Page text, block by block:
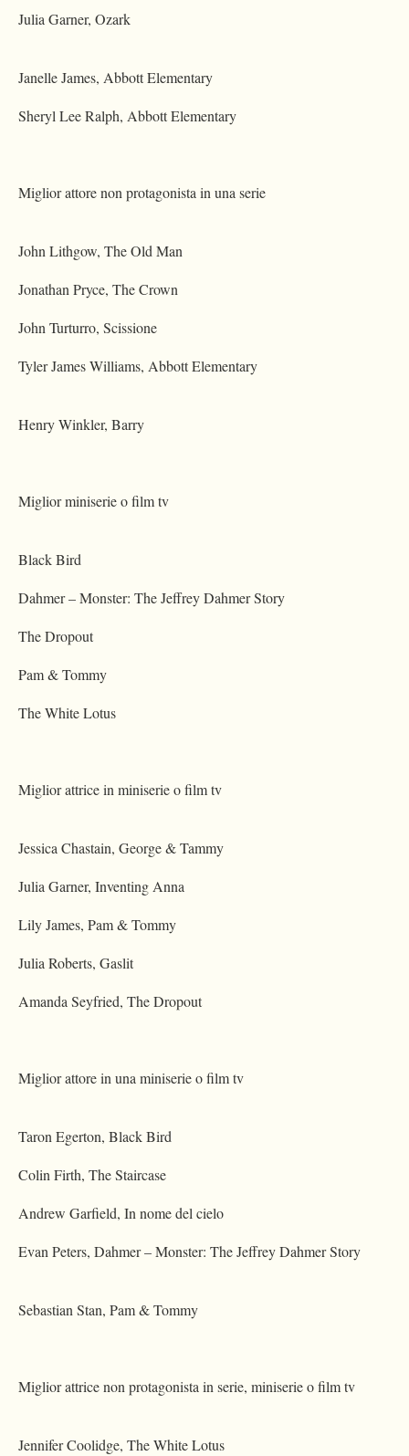
Julia Garner, Ozark
Janelle James, Abbott Elementary
Sheryl Lee Ralph, Abbott Elementary
Miglior attore non protagonista in una serie
John Lithgow, The Old Man
Jonathan Pryce, The Crown
John Turturro, Scissione
Tyler James Williams, Abbott Elementary
Henry Winkler, Barry
Miglior miniserie o film tv
Black Bird
Dahmer – Monster: The Jeffrey Dahmer Story
The Dropout
Pam & Tommy
The White Lotus
Miglior attrice in miniserie o film tv
Jessica Chastain, George & Tammy
Julia Garner, Inventing Anna
Lily James, Pam & Tommy
Julia Roberts, Gaslit
Amanda Seyfried, The Dropout
Miglior attore in una miniserie o film tv
Taron Egerton, Black Bird
Colin Firth, The Staircase
Andrew Garfield, In nome del cielo
Evan Peters, Dahmer – Monster: The Jeffrey Dahmer Story
Sebastian Stan, Pam & Tommy
Miglior attrice non protagonista in serie, miniserie o film tv
Jennifer Coolidge, The White Lotus